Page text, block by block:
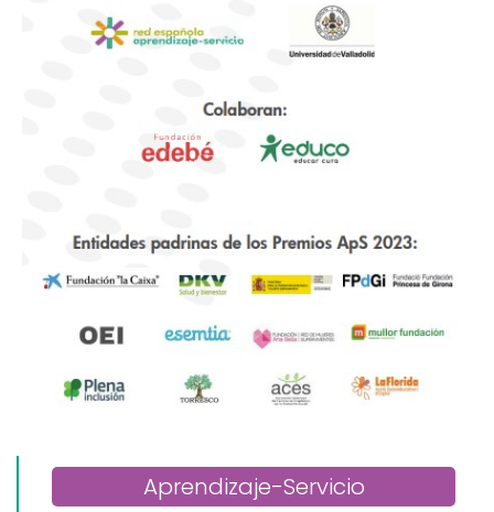
Aprendizaje-Servicio